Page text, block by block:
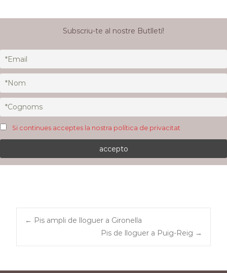
Subscriu-te al nostre Butlletí!
Si continues acceptes la nostra política de privacitat
Post
← Pis ampli de lloguer a Gironella
Pis de lloguer a Puig-Reig →